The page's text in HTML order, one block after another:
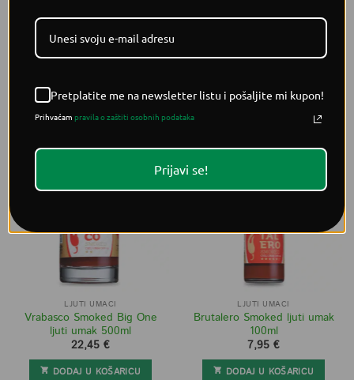
Vrabasco Smoked ljuti umak
DODAJ U KOŠARICU DODAJ U KOŠARICU
LJUTI UMACI
Vrabasco Smoked Big One
ljuti umak 500ml
22,45 €
DODAJ U KOŠARICU
LJUTI UMACI
Brutalero Smoked ljuti umak
100ml
7,95 €
DODAJ U KOŠARICU
Pretplatite me na newsletter listu i pošaljite mi kupon!
Prihvaćam pravila o zaštiti osobnih podataka
Prijavi se!